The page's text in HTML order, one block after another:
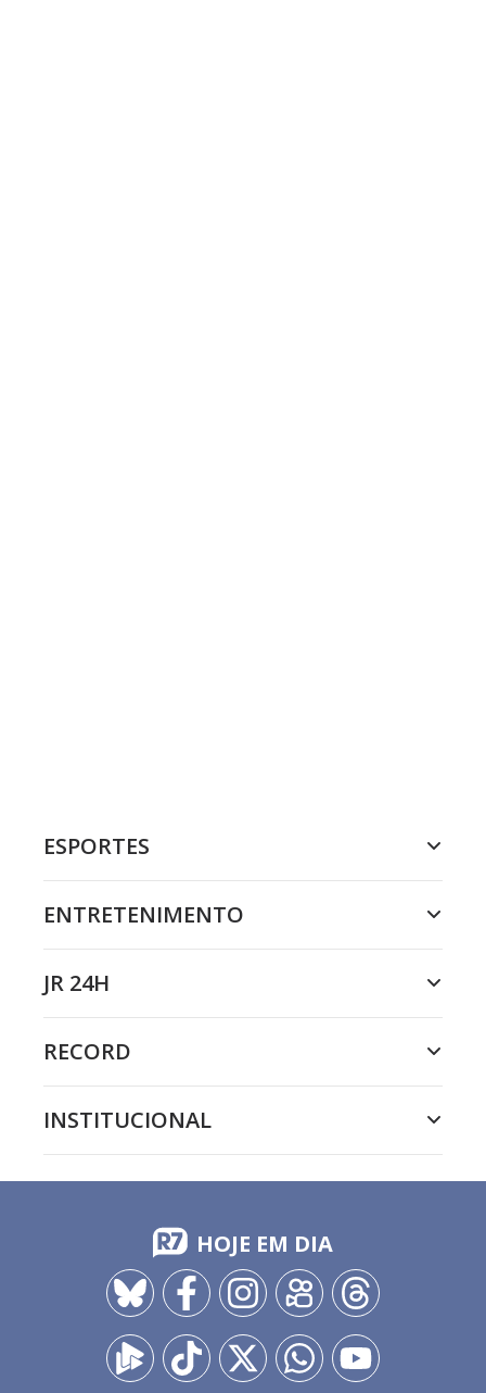
ESPORTES
ENTRETENIMENTO
JR 24H
RECORD
INSTITUCIONAL
HOJE EM DIA